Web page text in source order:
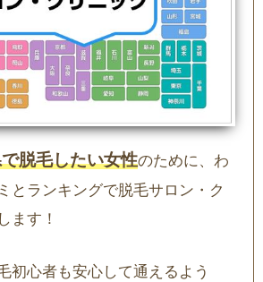
脱毛したい女性のために、わ
とランキングで脱毛サロン・ク
ます！
初心者も安心して通えるよう